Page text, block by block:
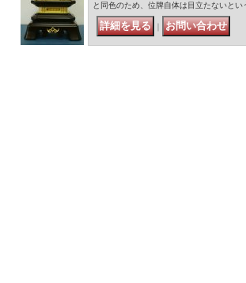
と同色のため、位牌自体は目立たないと